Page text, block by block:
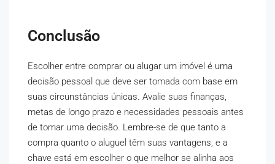
Conclusão
Escolher entre comprar ou alugar um imóvel é uma
decisão pessoal que deve ser tomada com base em
suas circunstâncias únicas. Avalie suas finanças,
metas de longo prazo e necessidades pessoais antes
de tomar uma decisão. Lembre-se de que tanto a
compra quanto o aluguel têm suas vantagens, e a
chave está em escolher o que melhor se alinha aos